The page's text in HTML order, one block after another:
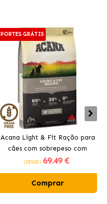
PORTES GRÁTIS
Acana Light & Fit Ração para
cães com sobrepeso com
frango fresco
(DESDE) 69.49 €
Comprar